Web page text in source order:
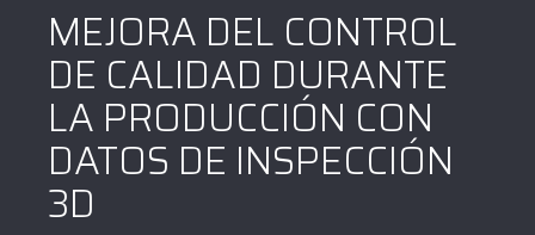
MEJORA DEL CONTROL
DE CALIDAD DURANTE
LA PRODUCCIÓN CON
DATOS DE INSPECCIÓN
3D